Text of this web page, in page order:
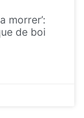
morrer’:
de boi